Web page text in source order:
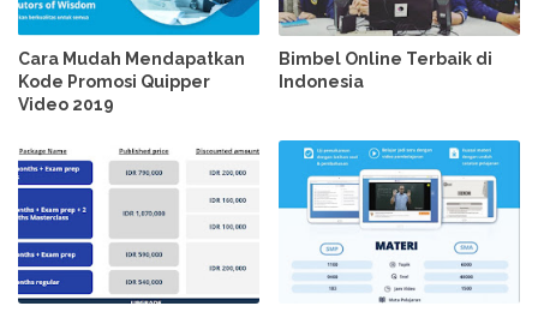
Cara Mudah Mendapatkan
Kode Promosi Quipper
Video 2019
Bimbel Online Terbaik di
Indonesia